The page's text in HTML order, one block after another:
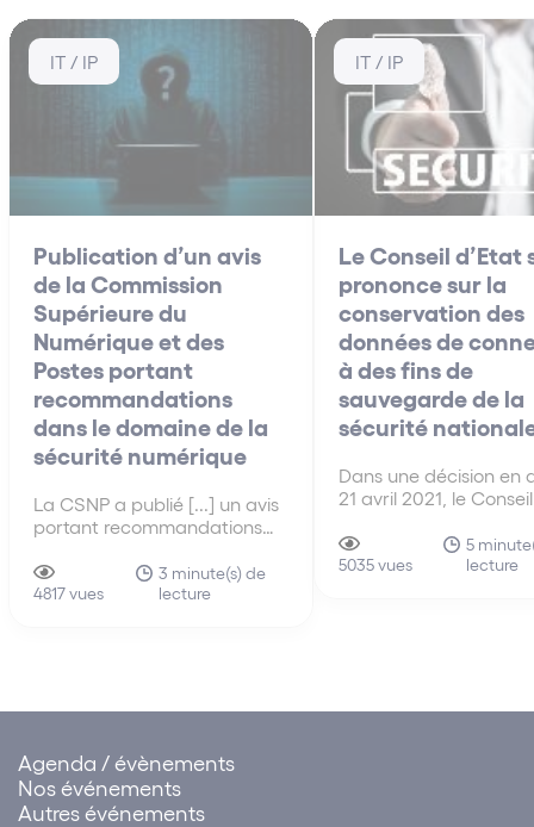
IT / IP
Publication d’un avis
de la Commission
Supérieure du
Numérique et des
Postes portant
recommandations
dans le domaine de la
sécurité numérique
La CSNP a publié [...] un avis
portant recommandations
sécurité numérique, et
plaidant notamment pour la
au paiement des rançons
4817 vues
3 minute(s) de
lecture
IT / IP
Le Conseil d’Etat
prononce sur la
conservation des
données de
à des fins de
sauvegarde de la
sécurité
Dans une décision en
21 avril 2021, le
conformité du droit
au droit européen en
5035 vues
5
lecture
Agenda / évènements
Nos événements
Autres événements